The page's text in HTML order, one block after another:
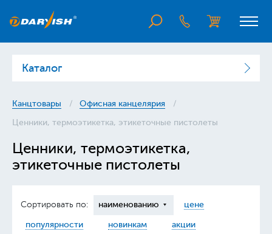
Каталог
Канцтовары Офисная канцелярия
Ценники, термоэтикетка, этикеточные пистолеты
Ценники, термоэтикетка,
этикеточные пистолеты
Сортировать по: наименованию цене
популярности новинкам акции